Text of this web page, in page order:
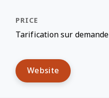
Tarification sur demande
Website